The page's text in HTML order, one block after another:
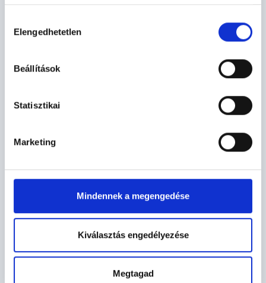
kiválasztása
Elengedhetetlen
Beállítások
Statisztikai
Marketing
Mindennek a megengedése
Kiválasztás engedélyezése
Megtagad
SZÜNETEL A RENDELÉS